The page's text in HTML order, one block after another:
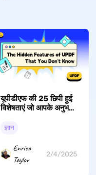
यूपीडीएफ की 25 छिपी हुई
विशेषताएं जो आपके अनुभव
ज्ञान
Enrica
Taylor
2/4/2025